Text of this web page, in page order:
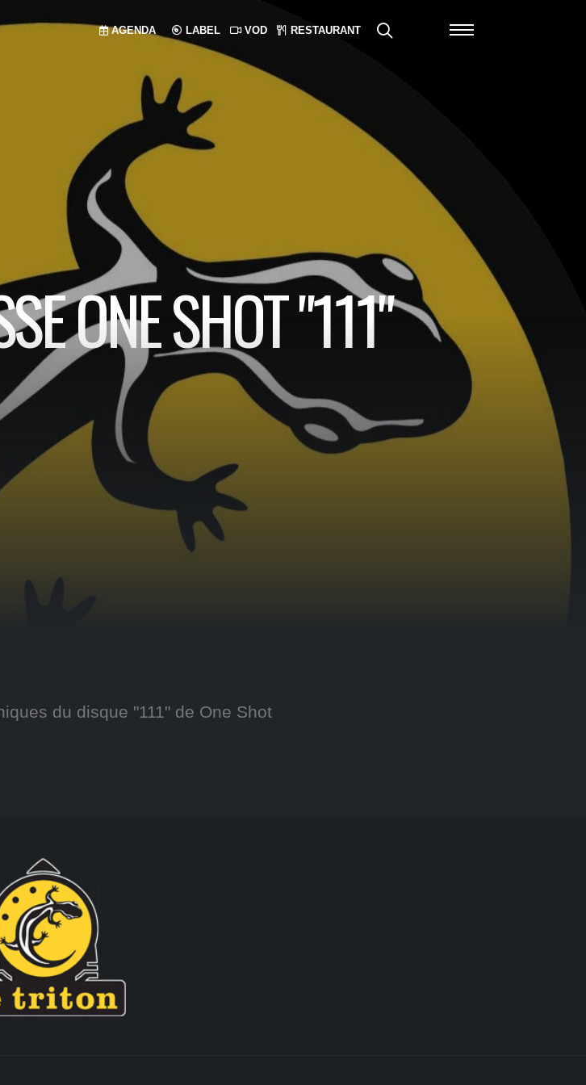
AGENDA LABEL VOD RESTAURANT
ONE SHOT "111"
du disque "111" de One Shot